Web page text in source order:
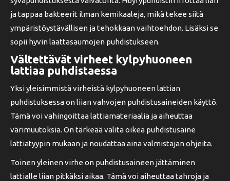
ja tappaa bakteerit ilman kemikaaleja, mikä tekee siitä
ympäristöystävällisen ja tehokkaan vaihtoehdon. Lisäksi se
sopii hyvin laattasaumojen puhdistukseen.
Vältettävät virheet kylpyhuoneen
lattiaa puhdistaessa
Yksi yleisimmistä virheistä kylpyhuoneen lattian
puhdistuksessa on liian vahvojen puhdistusaineiden käyttö.
Tämä voi vahingoittaa lattiamateriaalia ja aiheuttaa
värimuutoksia. On tärkeää valita oikea puhdistusaine
lattiatyypin mukaan ja noudattaa aina valmistajan ohjeita.
Toinen yleinen virhe on puhdistusaineen jättäminen
lattialle liian pitkäksi aikaa. Tämä voi aiheuttaa tahroja ja